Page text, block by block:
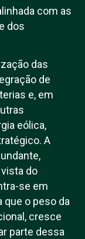
com as
dos
das
de
e, em
eólica,
A
do
se em
que o peso da
cresce
parte dessa